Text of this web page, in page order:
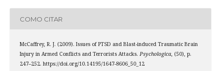
COMO CITAR
McCaffrey, R. J. (2009). Issues of PTSD and Blast-induced Traumatic Brain
Injury in Armed Conflicts and Terrorists Attacks. Psychologica, (50), p.
247–252. https://doi.org/10.14195/1647-8606_50_12